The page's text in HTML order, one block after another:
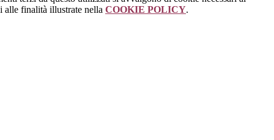
alle finalità illustrate nella COOKIE POLICY.